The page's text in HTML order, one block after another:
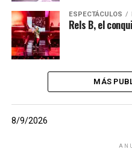
ESPECTÁCULOS
Rels B, el
MÁS
8/9/2026